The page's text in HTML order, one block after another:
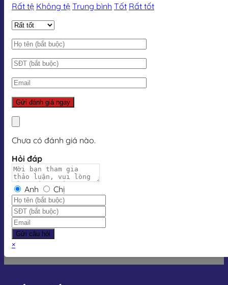
Rất tệ Không tệ Trung bình Tốt Rất tốt
Chưa có đánh giá nào.
Hỏi đáp
Anh Chị
Gửi câu hỏi
×